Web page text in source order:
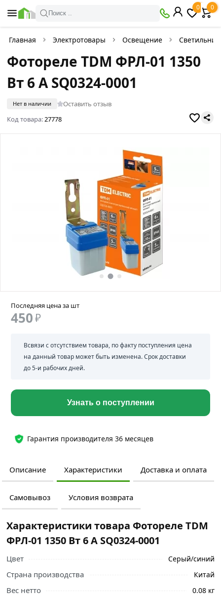
Поиск ..
0 0
Главная Электротовары Освещение
Фотореле TDM ФРЛ-01 1350
Вт 6 А SQ0324-0001
Нет в наличии
Оставить отзыв
Код товара:27778
Гарантия производителя 36 месяцев
Последняя цена за шт
450₽
Всвязи с отсутствием товара, по факту поступления цена
на данный товар может быть изменена. Срок доставки
до 5-и рабочих дней.
Узнать о поступлении
Описание Характеристики Доставка и оплата
Самовывоз Условия возврата
Характеристики товара Фотореле TDM
ФРЛ-01 1350 Вт 6 А SQ0324-0001
Цвет Серый/синий
Страна производства Китай
Вес нетто 0.08 кг